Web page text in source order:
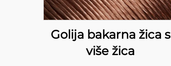
Golija bakarna žica s
više žica